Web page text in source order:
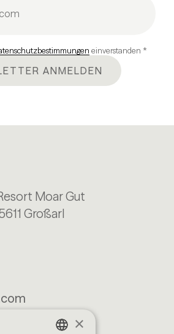
einverstanden *
ANMELDEN
Moar Gut
Großarl
×